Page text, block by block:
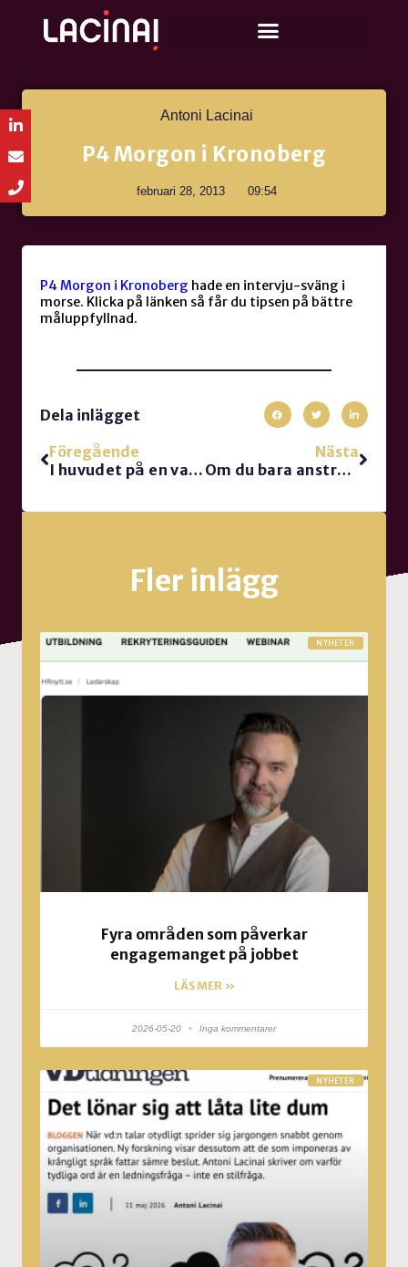
Antoni Lacinai
P4 Morgon i Kronoberg
februari 28, 2013 09:54
P4 Morgon i Kronoberg hade en intervju-sväng i
morse. Klicka på länken så får du tipsen på bättre
måluppfyllnad.
Dela inlägget
Föregående
I huvudet på en varumärkesexpert
Nästa
Om du bara anstränger dig mindre
Fler inlägg
NYHETER
Fyra områden som påverkar
engagemanget på jobbet
LÄS MER »
2026-05-20 Inga kommentarer
NYHETER